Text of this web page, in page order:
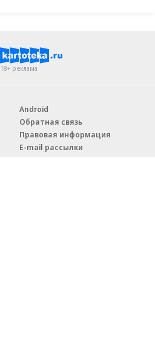
18+ реклама
Android
Обратная связь
Правовая информация
E-mail рассылки